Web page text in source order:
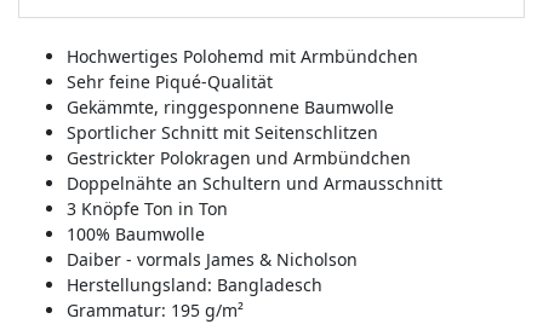
Hochwertiges Polohemd mit Armbündchen
Sehr feine Piqué-Qualität
Gekämmte, ringgesponnene Baumwolle
Sportlicher Schnitt mit Seitenschlitzen
Gestrickter Polokragen und Armbündchen
Doppelnähte an Schultern und Armausschnitt
3 Knöpfe Ton in Ton
100% Baumwolle
Daiber - vormals James & Nicholson
Herstellungsland: Bangladesch
Grammatur: 195 g/m²